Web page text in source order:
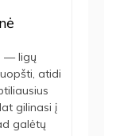
— ligų
atidi
gilinasi į
galėtų